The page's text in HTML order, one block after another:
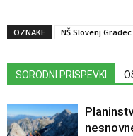
OZNAKE NŠ Slovenj Gradec
SORODNI PRISPEVKI